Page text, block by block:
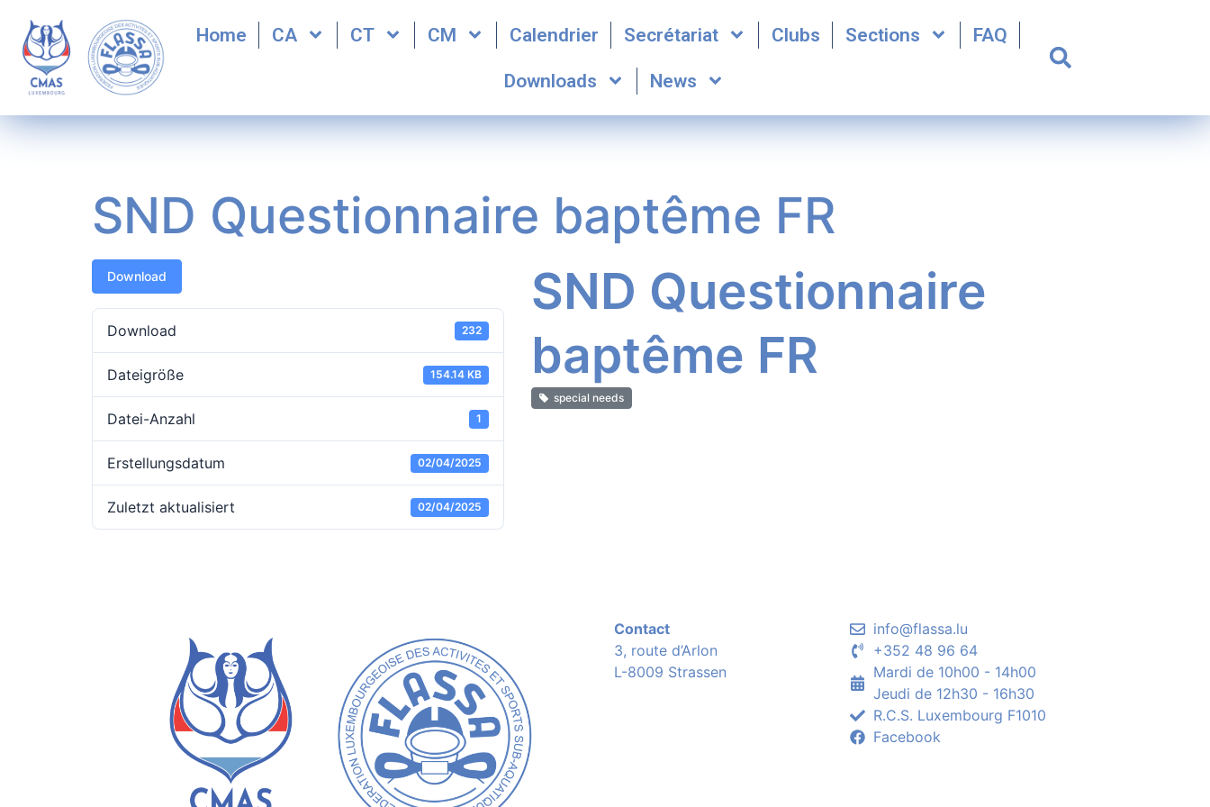
Home CA CT CM Calendrier Secrétariat Clubs Sections FAQ
Downloads News
SND Questionnaire baptême FR
Download
Download 232
Dateigröße 154.14 KB
Datei-Anzahl 1
Erstellungsdatum 02/04/2025
Zuletzt aktualisiert 02/04/2025
SND Questionnaire
baptême FR
special needs
Contact
3, route d’Arlon
L-8009 Strassen
info@flassa.lu
+352 48 96 64
Mardi de 10h00 - 14h00
Jeudi de 12h30 - 16h30
R.C.S. Luxembourg F1010
Facebook